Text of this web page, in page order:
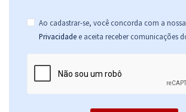
Ao cadastrar-se, você concorda com a nossa
Privacidade e aceita receber comunicações